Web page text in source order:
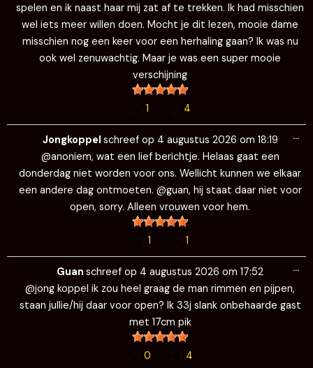
spelen en ik naast haar mij zat af te trekken. Ik had misschien
wel iets meer willen doen. Mocht je dit lezen, mooie dame
misschien nog een keer voor een herhaling gaan? Ik was nu
ook wel zenuwachtig. Maar je was een super mooie
verschijning
1 4
Jongkoppel schreef op 4 augustus 2026 om 18:19
@anoniem, wat een lief berichtje. Helaas gaat een
donderdag niet worden voor ons. Wellicht kunnen we elkaar
een andere dag ontmoeten. @guan, hij staat daar niet voor
open, sorry. Alleen vrouwen voor hem.
1 1
…
Guan schreef op 4 augustus 2026 om 17:52
@jong koppel ik zou heel graag de man rimmen en pijpen,
staan jullie/hij daar voor open? Ik 33j slank onbehaarde gast
met 17cm pik
0 4
…